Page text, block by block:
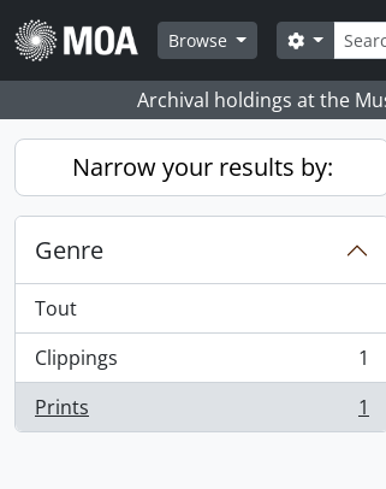
Skip to main content
Browse
Search
Archival holdings at the
Narrow your results by:
Genre
Tout
Clippings
, 1 résultats
1
Prints
, 1 résultats 1